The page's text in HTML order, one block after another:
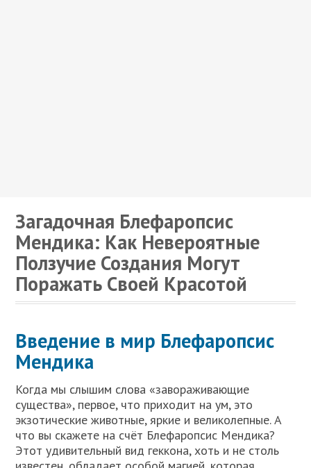
Загадочная Блефаропсис
Мендика: Как Невероятные
Ползучие Создания Могут
Поражать Своей Красотой
Введение в мир Блефаропсис
Мендика
Когда мы слышим слова «завораживающие
существа», первое, что приходит на ум, это
экзотические животные, яркие и великолепные. А
что вы скажете на счёт Блефаропсис Мендика?
Этот удивительный вид геккона, хоть и не столь